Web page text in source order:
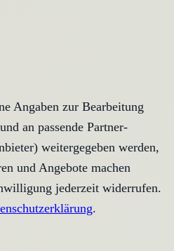
Angaben zur Bearbeitung
an passende Partner-
weitergegeben werden,
und Angebote machen
jederzeit widerrufen.
.